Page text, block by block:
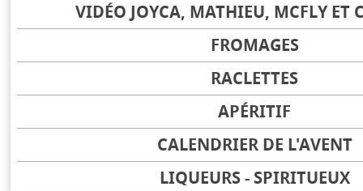
VIDÉO JOYCA, MATHIEU, MCFLY ET
FROMAGES
RACLETTES
APÉRITIF
CALENDRIER DE L'AVENT
LIQUEURS - SPIRITUEUX